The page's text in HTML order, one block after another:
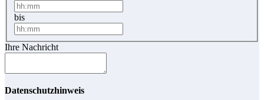
bis
Ihre Nachricht
Datenschutzhinweis